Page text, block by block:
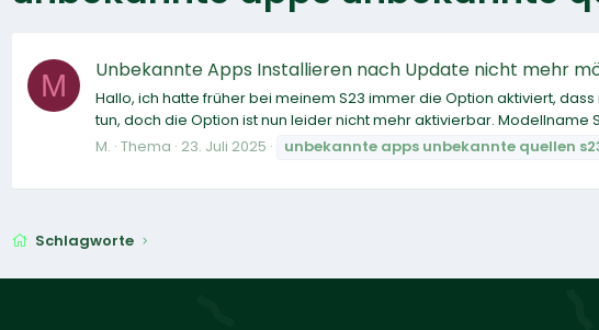
M Unbekannte Apps Installieren nach Update nicht mehr
Hallo, ich hatte früher bei meinem S23 immer die Option aktiviert,
tun, doch die Option ist nun leider nicht mehr aktivierbar. Modellname
M. Thema 23. Juli 2025 unbekannte apps unbekannte quellen
Schlagworte